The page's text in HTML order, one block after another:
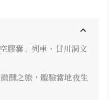
膠囊」列車、甘川洞文
醺之旅，體驗當地夜生